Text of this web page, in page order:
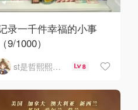
录一千件幸福的小事
（9/1000）
st是哲熙熙然ma 8